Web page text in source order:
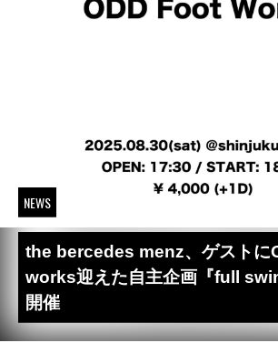
NEWS
the bercedes menz、ゲストに
works迎えた自主企画『full
開催